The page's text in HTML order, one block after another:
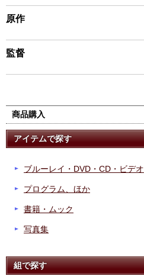
原作
監督
商品購入
アイテムで探す
ブルーレイ・DVD・CD・ビデオ
プログラム、ほか
書籍・ムック
写真集
組で探す